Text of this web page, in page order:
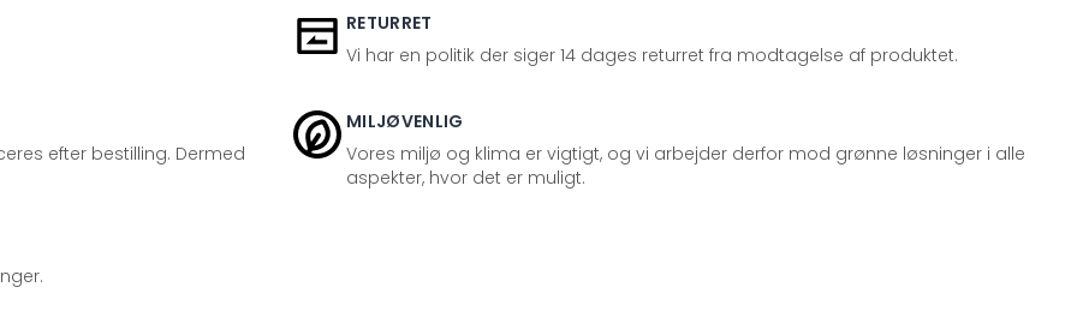
RETURRET
Vi har en politik der siger 14 dages returret fra modtagelse af produktet.
efter bestilling. Dermed
MILJØVENLIG
Vores miljø og klima er vigtigt, og vi arbejder derfor mod grønne løsninger i alle
aspekter, hvor det er muligt.